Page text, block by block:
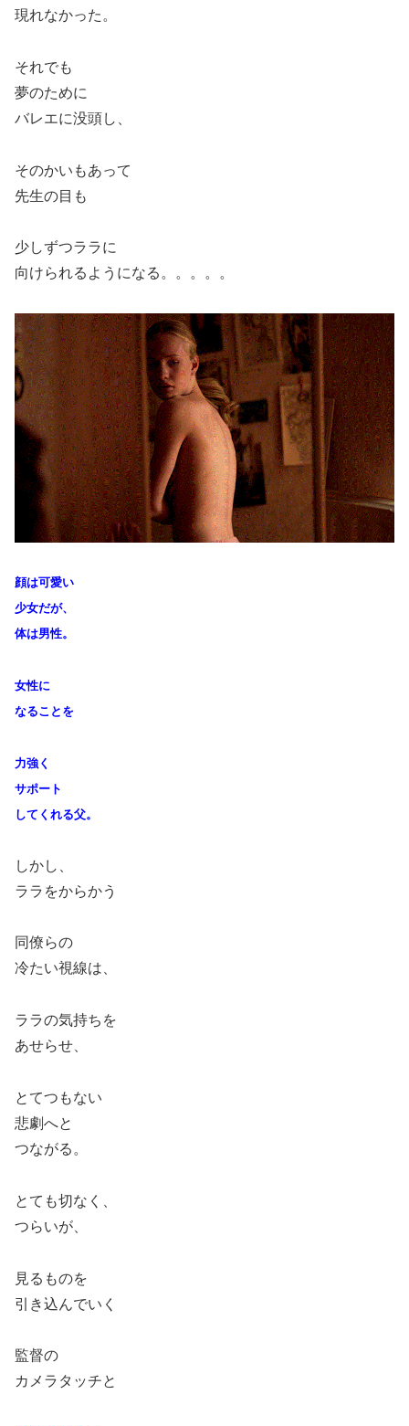
現れなかった。
それでも
夢のために
バレエに没頭し、
そのかいもあって
先生の目も
少しずつララに
向けられるようになる。。。。。
顔は可愛い
少女だが、
体は男性。
女性に
なることを
力強く
サポート
してくれる父。
しかし、
ララをからかう
同僚らの
冷たい視線は、
ララの気持ちを
あせらせ、
とてつもない
悲劇へと
つながる。
とても切なく、
つらいが、
見るものを
引き込んでいく
監督の
カメラタッチと